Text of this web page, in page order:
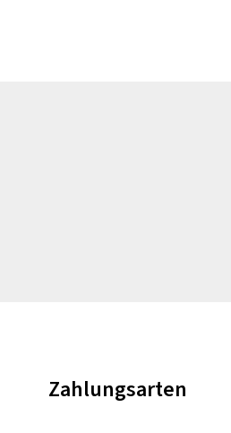
Zahlungsarten